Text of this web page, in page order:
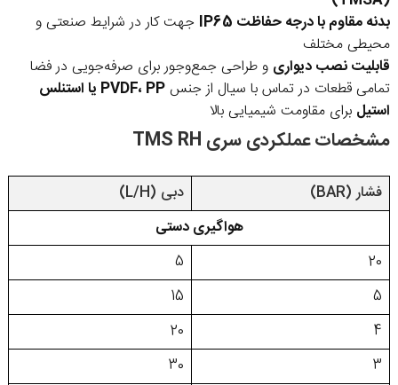
بدنه مقاوم با درجه حفاظت IP65
جهت کار در شرایط صنعتی و
محیطی مختلف
قابلیت نصب دیواری و طراحی جمع‌وجور برای صرفه‌جویی در فضا
تمامی قطعات در تماس با سیال از جنس
PVDF، PP یا استنلس
استیل برای مقاومت شیمیایی بالا
مشخصات عملکردی سری TMS RH
فشار (BAR)
دبی (L/H)
هواگیری دستی
20
5
5
15
4
20
3
30